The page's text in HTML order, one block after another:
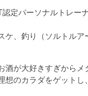
定パーソナルトレー
ケ、釣り（ソルトルア
酒が大好きすぎからメ
想のカラダをゲットし